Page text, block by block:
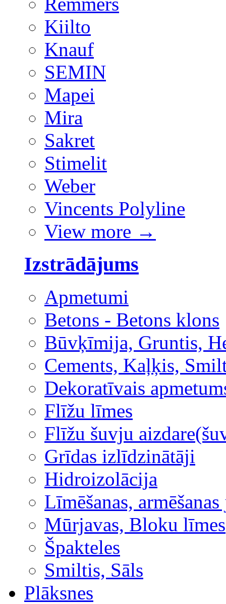
Kiilto
Knauf
SEMIN
Mapei
Mira
Sakret
Stimelit
Weber
Vincents Polyline
View more →
Izstrādājums
Apmetumi
Betons - Betons klons
Būvķīmija, Gruntis,
Cements, Kaļķis,
Dekoratīvais
Flīžu līmes
Flīžu šuvju
Grīdas izlīdzinātāji
Hidroizolācija
Līmēšanas, armēšanas
Mūrjavas, Bloku līmes
Špakteles
Smiltis, Sāls
Plāksnes